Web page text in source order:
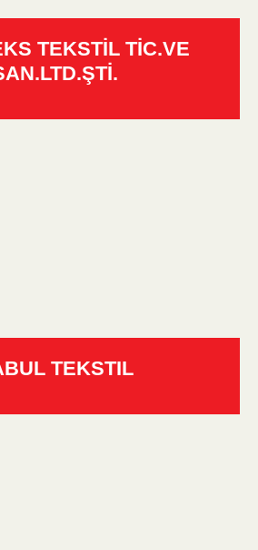
TEKSTİL TİC.VE
TEKSTIL